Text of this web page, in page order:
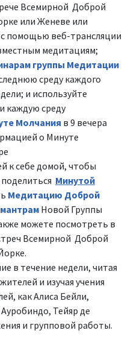
Всемирной Доброй
или Женеве или
с помощью веб-трансляции
медитациям;
группы Медитации
среду каждого
и используйте
каждую среду
Молчания в 9 вечера
о Минуте
к себе домой, чтобы
Минутой
Медитацию Доброй
Новой Группы
можете посмотреть в
Всемирной Доброй
в течение недели, читая
и изучая учения
как Алиса Бейли,
Тейяр де
и групповой работы.